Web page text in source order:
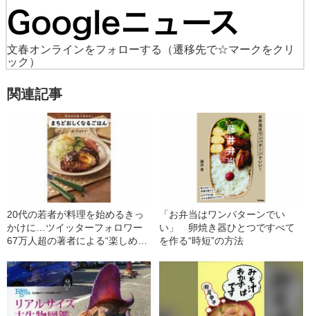
文春オンラインをフォローする
（遷移先で☆マークをクリ
ック）
関連記事
20代の若者が料理を始めるきっ
かけに…ツイッターフォロワー
67万人超の著者による“楽しめ
「お弁当はワンパターンでい
い」 卵焼き器ひとつですべて
を作る“時短”の方法